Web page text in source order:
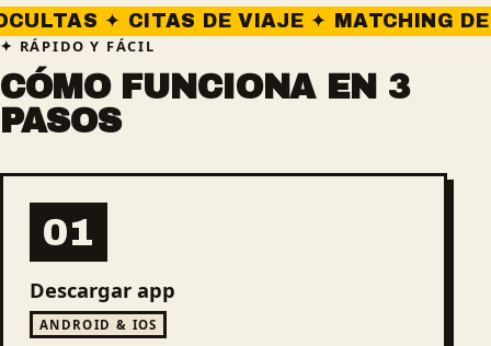
DE VIAJE ✦ MATCHING DE
RÁPIDO Y FÁCIL
CÓMO FUNCIONA EN 3
PASOS
01
Descargar app
ANDROID & IOS